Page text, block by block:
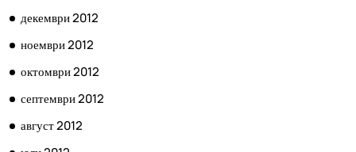
декември 2012
ноември 2012
октомври 2012
септември 2012
август 2012